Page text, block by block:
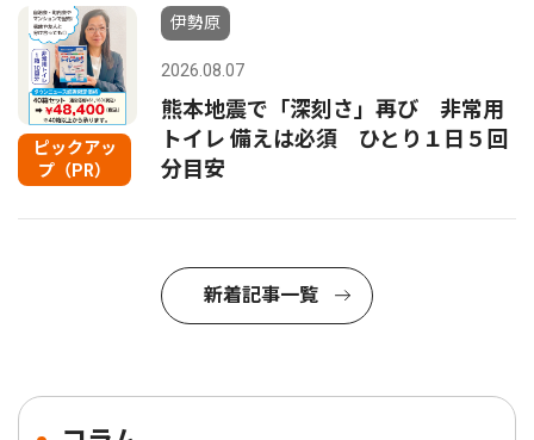
ピックアッ
プ（PR）
伊勢原
2026.08.07
熊本地震で「深刻さ」再び 非常用
トイレ 備えは必須 ひとり１日５回
分目安
新着記事一覧